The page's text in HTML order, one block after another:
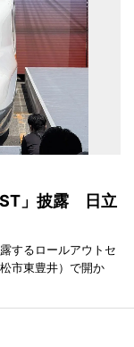
」披露 日立
するロールアウトセ
市東豊井）で開か